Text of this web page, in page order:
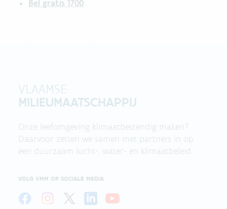
Bel gratis 1700
VLAAMSE
MILIEUMAATSCHAPPIJ
Onze leefomgeving klimaatbestendig maken?
Daarvoor zetten we samen met partners in op
een duurzaam lucht-, water- en klimaatbeleid.
VOLG VMM OP SOCIALE MEDIA